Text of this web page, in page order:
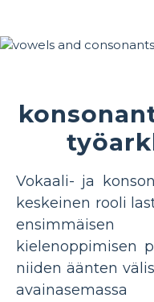
Vokaali- ja
keskeinen rooli
kielenoppimisen
niiden äänten